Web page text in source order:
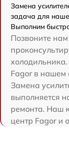
Замена
задача для
Выполним
Позвоните
Fagor в нашем
Замена
выполняется
ремонта. Наш
центр Fagor и